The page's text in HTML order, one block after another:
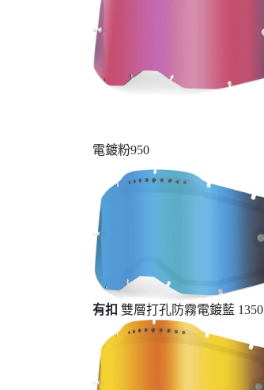
電鍍粉950
有扣 雙層打孔防霧電鍍藍 1350